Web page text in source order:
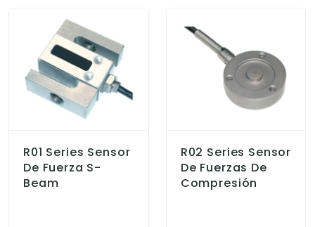
R01 Series Sensor
De Fuerza S-
Beam
R02 Series Sensor
De Fuerzas De
Compresión